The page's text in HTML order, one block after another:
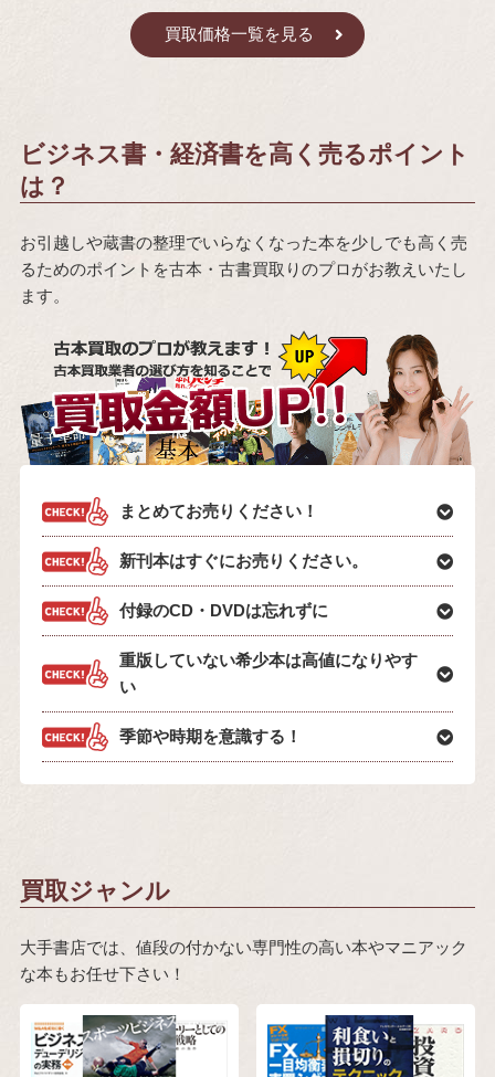
買取価格一覧を見る
ビジネス書・経済書を高く売るポイント
は？
お引越しや蔵書の整理でいらなくなった本を少しでも高く売
るためのポイントを古本・古書買取りのプロがお教えいたし
ます。
まとめてお売りください！
新刊本はすぐにお売りください。
付録のCD・DVDは忘れずに
重版していない希少本は高値になりやす
い
季節や時期を意識する！
買取ジャンル
大手書店では、値段の付かない専門性の高い本やマニアック
な本もお任せ下さい！